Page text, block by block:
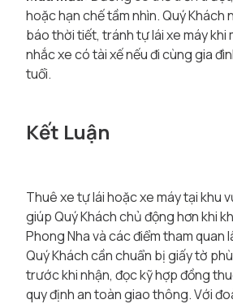
hoặc hạn chế tầm nhìn. Quý Khách
báo thời tiết, tránh tự lái xe máy khi
nhắc xe có tài xế nếu đi cùng gia
tuổi.
Kết Luận
Thuê xe tự lái hoặc xe máy tại khu
giúp Quý Khách chủ động hơn khi
Phong Nha và các điểm tham quan
Quý Khách cần chuẩn bị giấy tờ
trước khi nhận, đọc kỹ hợp đồng
quy định an toàn giao thông. Với